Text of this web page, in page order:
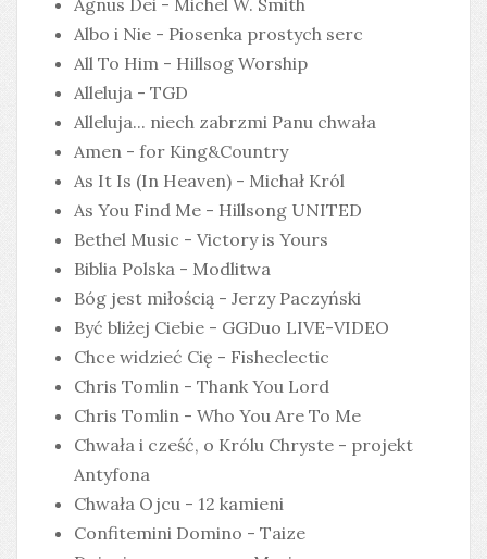
Agnus Dei - Michel W. Smith
Albo i Nie - Piosenka prostych serc
All To Him - Hillsog Worship
Alleluja - TGD
Alleluja... niech zabrzmi Panu chwała
Amen - for King&Country
As It Is (In Heaven) - Michał Król
As You Find Me - Hillsong UNITED
Bethel Music - Victory is Yours
Biblia Polska - Modlitwa
Bóg jest miłością - Jerzy Paczyński
Być bliżej Ciebie - GGDuo LIVE-VIDEO
Chce widzieć Cię - Fisheclectic
Chris Tomlin - Thank You Lord
Chris Tomlin - Who You Are To Me
Chwała i cześć, o Królu Chryste - projekt
Antyfona
Chwała Ojcu - 12 kamieni
Confitemini Domino - Taize